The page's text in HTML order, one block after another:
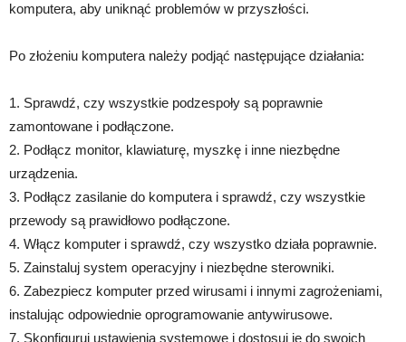
komputera, aby uniknąć problemów w przyszłości.
Po złożeniu komputera należy podjąć następujące działania:
1. Sprawdź, czy wszystkie podzespoły są poprawnie
zamontowane i podłączone.
2. Podłącz monitor, klawiaturę, myszkę i inne niezbędne
urządzenia.
3. Podłącz zasilanie do komputera i sprawdź, czy wszystkie
przewody są prawidłowo podłączone.
4. Włącz komputer i sprawdź, czy wszystko działa poprawnie.
5. Zainstaluj system operacyjny i niezbędne sterowniki.
6. Zabezpiecz komputer przed wirusami i innymi zagrożeniami,
instalując odpowiednie oprogramowanie antywirusowe.
7. Skonfiguruj ustawienia systemowe i dostosuj je do swoich